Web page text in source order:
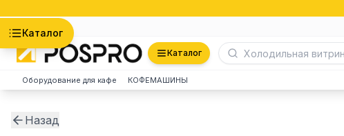
Каталог
Каталог
Оборудование для кафе КОФЕМАШИНЫ
Назад